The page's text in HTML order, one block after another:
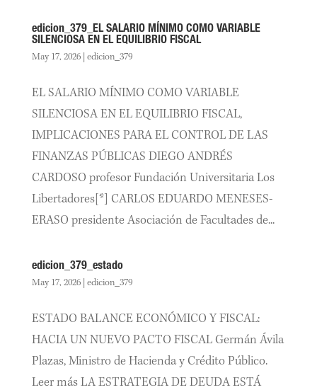
edicion_379_EL SALARIO MÍNIMO COMO VARIABLE
SILENCIOSA EN EL EQUILIBRIO FISCAL
May 17, 2026| edicion_379
EL SALARIO MÍNIMO COMO VARIABLE
SILENCIOSA EN EL EQUILIBRIO FISCAL,
IMPLICACIONES PARA EL CONTROL DE LAS
FINANZAS PÚBLICAS DIEGO ANDRÉS
CARDOSO profesor Fundación Universitaria Los
Libertadores[*] CARLOS EDUARDO MENESES-
ERASO presidente Asociación de Facultades de...
edicion_379_estado
May 17, 2026| edicion_379
ESTADO BALANCE ECONÓMICO Y FISCAL:
HACIA UN NUEVO PACTO FISCAL Germán Ávila
Plazas, Ministro de Hacienda y Crédito Público.
Leer más LA ESTRATEGIA DE DEUDA ESTÁ